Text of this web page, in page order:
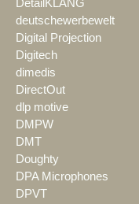
DetailKLANG
deutschewerbewelt
Digital Projection
Digitech
dimedis
DirectOut
dlp motive
DMPW
DMT
Doughty
DPA Microphones
DPVT